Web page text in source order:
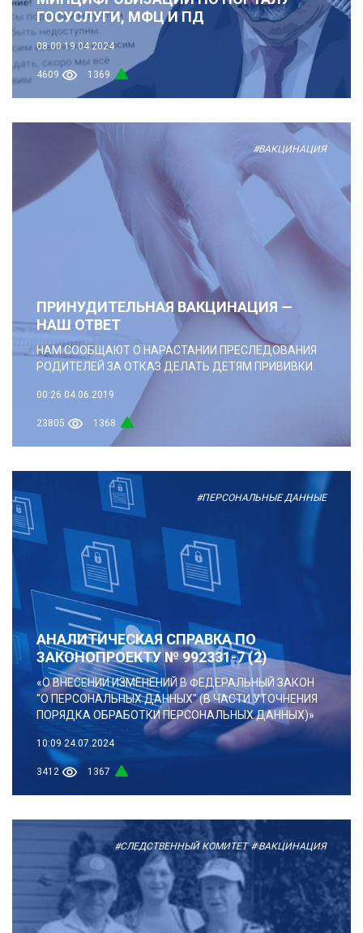
ГОСУСЛУГИ, МФЦ И ПД
08:00 19.04.2024
4609 1369
#ВАКЦИНАЦИЯ
ПРИНУДИТЕЛЬНАЯ ВАКЦИНАЦИЯ —
НАШ ОТВЕТ
НАМ СООБЩАЮТ О НАРАСТАНИИ ПРЕСЛЕДОВАНИЯ
РОДИТЕЛЕЙ ЗА ОТКАЗ ДЕЛАТЬ ДЕТЯМ ПРИВИВКИ.
00:26 04.06.2019
23805 1368
#ПЕРСОНАЛЬНЫЕ ДАННЫЕ
АНАЛИТИЧЕСКАЯ СПРАВКА ПО
ЗАКОНОПРОЕКТУ № 992331-7 (2)
«О ВНЕСЕНИИ ИЗМЕНЕНИЙ В ФЕДЕРАЛЬНЫЙ ЗАКОН
"О ПЕРСОНАЛЬНЫХ ДАННЫХ" (В ЧАСТИ УТОЧНЕНИЯ
ПОРЯДКА ОБРАБОТКИ ПЕРСОНАЛЬНЫХ ДАННЫХ)»
10:09 24.07.2024
3412 1367
#СЛЕДСТВЕННЫЙ КОМИТЕТ # ВАКЦИНАЦИЯ